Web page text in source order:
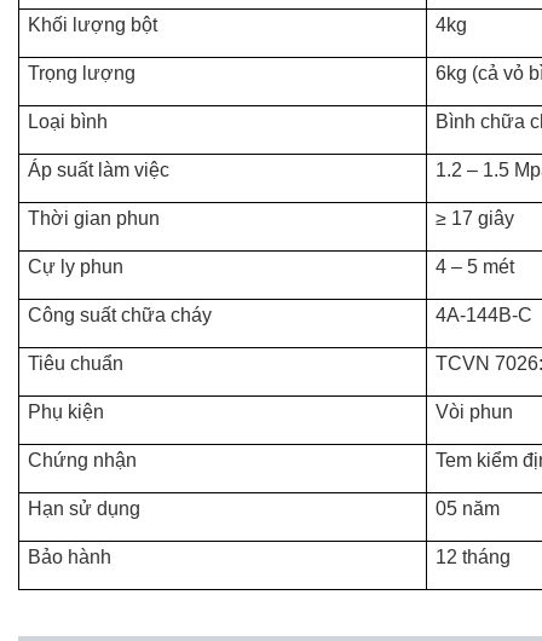
Khối lượng bột 4kg
Trọng lượng 6kg (cả vỏ
Loại bình Bình chữa
Áp suất làm việc 1.2 – 1.5
Thời gian phun ≥ 17 giây
Cự ly phun 4 – 5 mét
Công suất chữa cháy 4A-144B-C
Tiêu chuẩn TCVN
Phụ kiện Vòi phun
Chứng nhận Tem kiểm
Hạn sử dụng 05 năm
Bảo hành 12 tháng